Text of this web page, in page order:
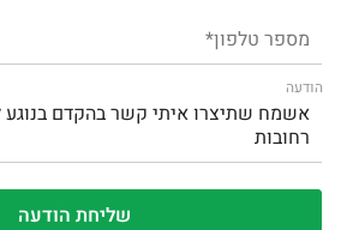
הודעה